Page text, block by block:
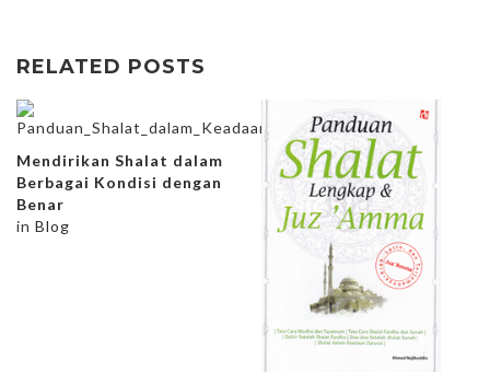
RELATED POSTS
Mendirikan Shalat dalam
Berbagai Kondisi dengan
Benar
in Blog